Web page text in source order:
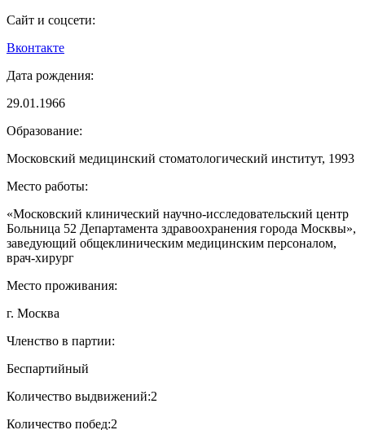
Сайт и соцсети:
Вконтакте
Дата рождения:
29.01.1966
Образование:
Московский медицинский стоматологический институт, 1993
Место работы:
«Московский клинический научно-исследовательский центр
Больница 52 Департамента здравоохранения города Москвы»,
заведующий общеклиническим медицинским персоналом,
врач-хирург
Место проживания:
г. Москва
Членство в партии:
Беспартийный
Количество выдвижений:2
Количество побед:2